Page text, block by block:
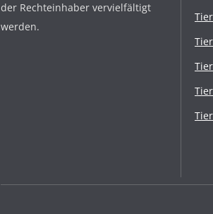
der Rechteinhaber vervielfältigt
werden.